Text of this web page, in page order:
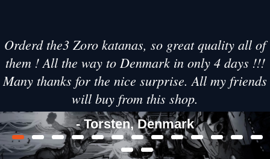
Orderd the3 Zoro katanas, so great quality all of
them ! All the way to Denmark in only 4 days !!!
Many thanks for the nice surprise. All my friends
will buy from this shop.
- Torsten, Denmark